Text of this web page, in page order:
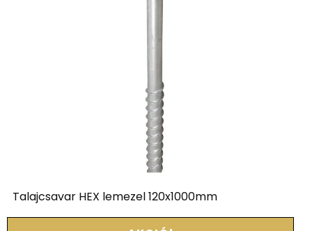
Talajcsavar HEX lemezel 120x1000mm